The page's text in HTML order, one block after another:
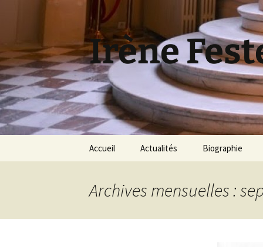
Irène
Accueil Actualités Biographie
Archives mensuelles :